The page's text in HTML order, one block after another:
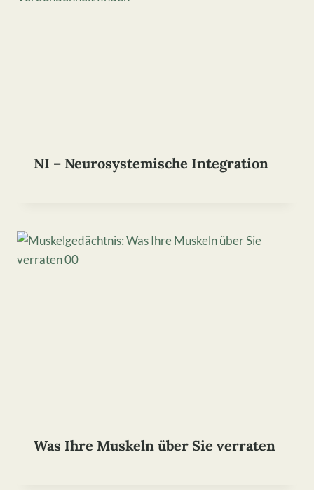
NI – Neurosystemische Integration
Was Ihre Muskeln über Sie verraten